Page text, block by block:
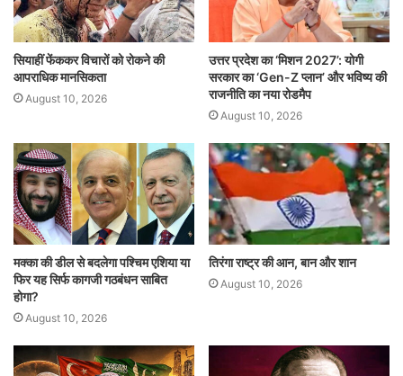
k
सियाहीं फेंककर विचारों को रोकने की
आपराधिक मानसिकता
August 10, 2026
उत्तर प्रदेश का ‘मिशन 2027’: योगी
सरकार का ‘Gen-Z प्लान’ और भविष्य की
राजनीति का नया रोडमैप
August 10, 2026
मक्का की डील से बदलेगा पश्चिम एशिया या
फिर यह सिर्फ कागजी गठबंधन साबित
होगा?
August 10, 2026
तिरंगा राष्ट्र की आन, बान और शान
August 10, 2026